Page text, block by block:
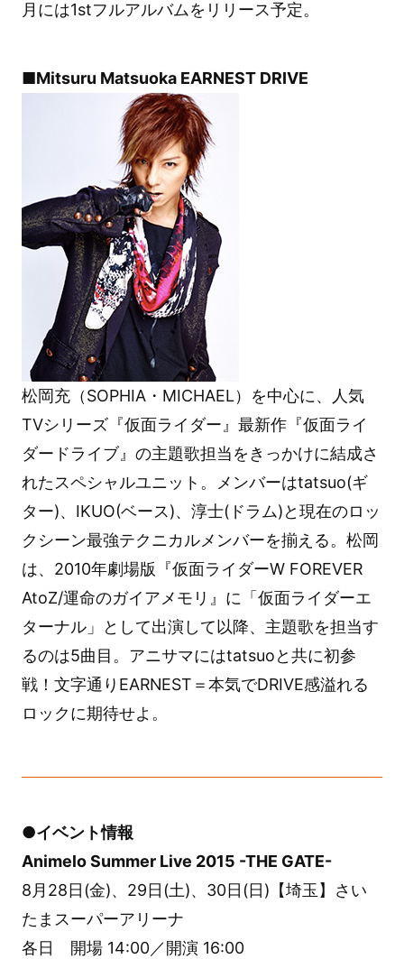
月には1stフルアルバムをリリース予定。
■Mitsuru Matsuoka EARNEST DRIVE
松岡充（SOPHIA・MICHAEL）を中心に、人気
TVシリーズ『仮面ライダー』最新作『仮面ライ
ダードライブ』の主題歌担当をきっかけに結成さ
れたスペシャルユニット。メンバーはtatsuo(ギ
ター)、IKUO(ベース)、淳士(ドラム)と現在のロッ
クシーン最強テクニカルメンバーを揃える。松岡
は、2010年劇場版『仮面ライダーW FOREVER
AtoZ/運命のガイアメモリ』に「仮面ライダーエ
ターナル」として出演して以降、主題歌を担当す
るのは5曲目。アニサマにはtatsuoと共に初参
戦！文字通りEARNEST＝本気でDRIVE感溢れる
ロックに期待せよ。
●イベント情報
Animelo Summer Live 2015 -THE GATE-
8月28日(金)、29日(土)、30日(日)【埼玉】さい
たまスーパーアリーナ
各日 開場 14:00／開演 16:00